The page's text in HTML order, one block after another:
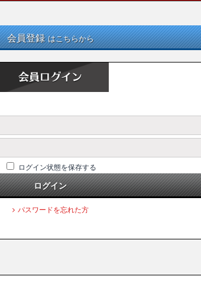
会員登録 はこちらから
ログイン状態を保存する
ログイン
パスワードを忘れた方